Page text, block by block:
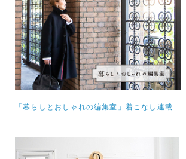
「暮らしとおしゃれの編集室」着こなし連載